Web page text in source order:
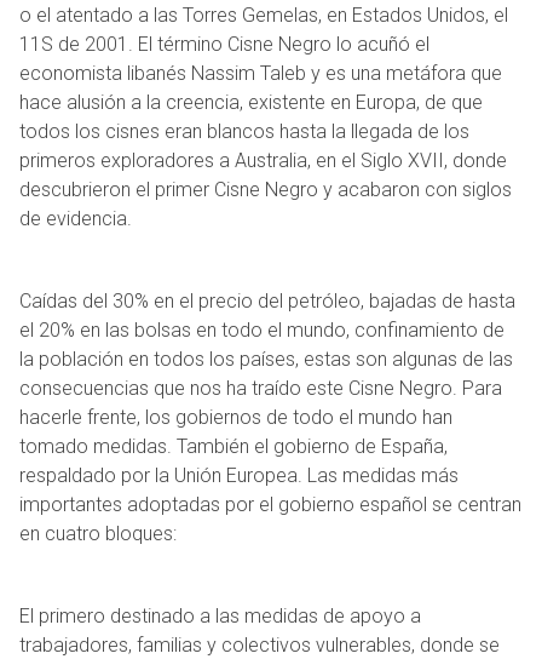
o el atentado a las Torres Gemelas, en Estados Unidos, el
11S de 2001. El término Cisne Negro lo acuñó el
economista libanés Nassim Taleb y es una metáfora que
hace alusión a la creencia, existente en Europa, de que
todos los cisnes eran blancos hasta la llegada de los
primeros exploradores a Australia, en el Siglo XVII, donde
descubrieron el primer Cisne Negro y acabaron con siglos
de evidencia.
Caídas del 30% en el precio del petróleo, bajadas de hasta
el 20% en las bolsas en todo el mundo, confinamiento de
la población en todos los países, estas son algunas de las
consecuencias que nos ha traído este Cisne Negro. Para
hacerle frente, los gobiernos de todo el mundo han
tomado medidas. También el gobierno de España,
respaldado por la Unión Europea. Las medidas más
importantes adoptadas por el gobierno español se centran
en cuatro bloques:
El primero destinado a las medidas de apoyo a
trabajadores, familias y colectivos vulnerables, donde se